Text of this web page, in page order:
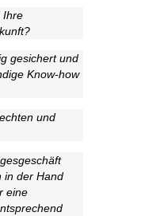
Ihre
gesichert und
Know-how
und
in der Hand
eine